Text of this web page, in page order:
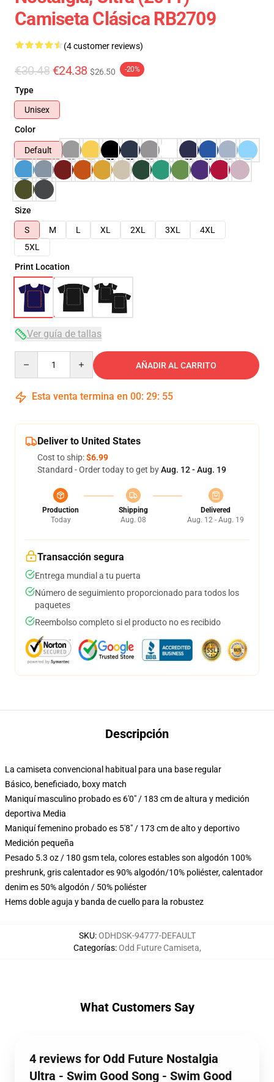
Camiseta Clásica RB2709
(4 customer reviews)
€30.48 €24.38 $26.50 -20%
Type
Unisex
Color
Default
Size
S
M L XL 2XL 3XL
4XL
5XL
Print Location
Ver guía de tallas
AÑADIR AL CARRITO
Esta venta termina en 00: 29: 54
Deliver to United States
Cost to ship:$6.99
Standard - Order today to get byAug. 12 - Aug. 19
Production
Today
Shipping
Aug. 08
Delivered
Aug. 12 - Aug. 19
Transacción segura
Entrega mundial a tu puerta
Número de seguimiento proporcionado para todos los
paquetes
Reembolso completo si el producto no es recibido
Descripción
La camiseta convencional habitual para una base regular
Básico, beneficiado, boxy match
Maniquí masculino probado es 6'0" / 183 cm de altura y medición
deportiva Media
Maniquí femenino probado es 5'8" / 173 cm de alto y deportivo
Medición pequeña
Pesado 5.3 oz / 180 gsm tela, colores estables son algodón 100%
preshrunk, gris calentador es 90% algodón/10% poliéster, calentador
denim es 50% algodón / 50% poliéster
Hems doble aguja y banda de cuello para la robustez
SKU:ODHDSK-94777-DEFAULT
Categorías:Odd Future Camiseta,
What Customers Say
4 reviews for Odd Future Nostalgia
Ultra - Swim Good Song - Swim Good